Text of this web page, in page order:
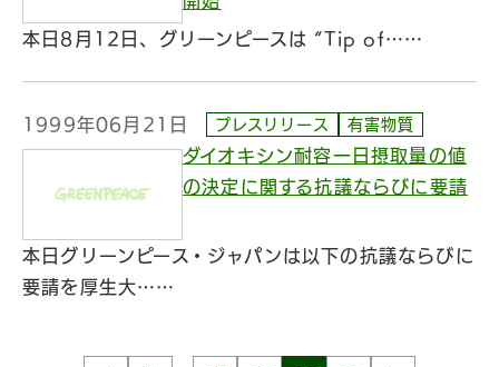
本日8月12日、グリーンピースは “Tip of……
1999年06月21日 プレスリリース 有害物質
ダイオキシン耐容一日摂取量の値
の決定に関する抗議ならびに要請
本日グリーンピース・ジャパンは以下の抗議ならびに
要請を厚生大……